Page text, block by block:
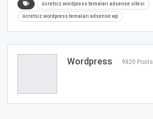
ücretsiz wordpress temaları adsense sitesi
ücretsiz wordpress temaları adsense wp
Wordpress 9820 Posts